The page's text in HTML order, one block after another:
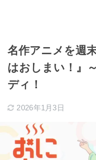
名作アニメを週
はおしまい！』
ディ！
2026年1月3日